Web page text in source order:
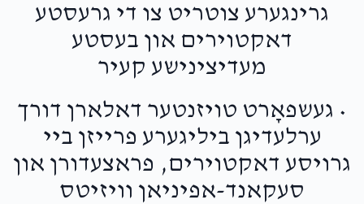
בערי דרוממער
$1,500
Burech & Sura Yitty Gluck
גרינגערע צוטריט צו די גרעסטע
דאקטוירים און בעסטע
מעדיצינישע קעיר
• געשפאָרט טויזנטער דאלארן דורך
ערלעדיגן ביליגערע פרייזן ביי
גרויסע דאקטוירים, פראצעדורן און
סעקאנד-אפיניאן וויזיטס